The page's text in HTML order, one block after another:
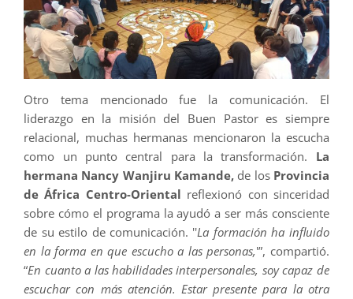
Otro tema mencionado fue la comunicación. El
liderazgo en la misión del Buen Pastor es siempre
relacional, muchas hermanas mencionaron la escucha
como un punto central para la transformación. La
hermana Nancy Wanjiru Kamande, de los Provincia
de África Centro-Oriental reflexionó con sinceridad
sobre cómo el programa la ayudó a ser más consciente
de su estilo de comunicación. ''La formación ha influido
en la forma en que escucho a las personas,'”, compartió.
“En cuanto a las habilidades interpersonales, soy capaz de
escuchar con más atención. Estar presente para la otra